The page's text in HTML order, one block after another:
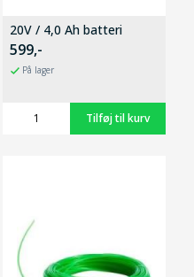
20V / 4,0 Ah batteri
599,-
På lager